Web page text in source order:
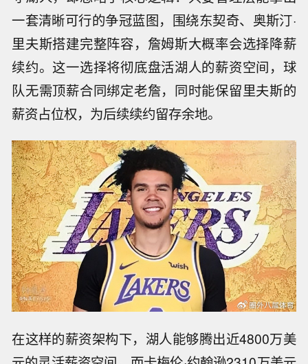
一套清晰可行的争冠蓝图，围绕东契奇、奥斯汀·
里夫斯搭建完整阵容，詹姆斯大概率会选择降薪
续约。这一选择将彻底盘活湖人的薪资空间，球
队无需顶薪合同绑定老詹，同时能保留里夫斯的
薪资占位权，为后续续约留存余地。
在这样的薪资架构下，湖人能够腾出近4800万美